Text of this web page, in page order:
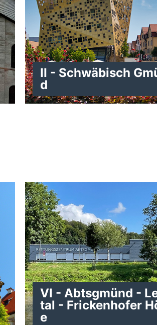
II - Schwäbisch
d
VI - Abtsgmünd -
tal - Frickenhofer
e